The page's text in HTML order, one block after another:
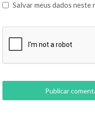
Salvar meus dados neste